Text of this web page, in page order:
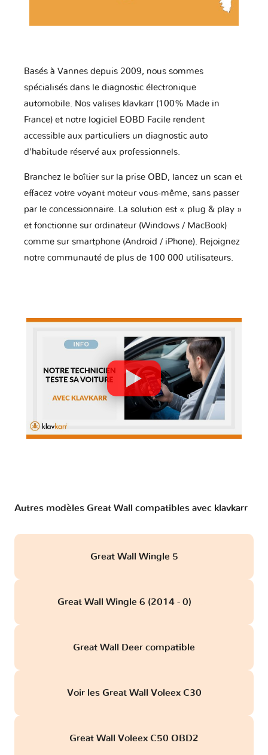
Basés à Vannes depuis 2009, nous sommes
spécialisés dans le diagnostic électronique
automobile. Nos valises klavkarr (100% Made in
France) et notre logiciel EOBD Facile rendent
accessible aux particuliers un diagnostic auto
d'habitude réservé aux professionnels.
Branchez le boîtier sur la prise OBD, lancez un scan et
effacez votre voyant moteur vous-même, sans passer
par le concessionnaire. La solution est « plug & play »
et fonctionne sur ordinateur (Windows / MacBook)
comme sur smartphone (Android / iPhone). Rejoignez
notre communauté de plus de 100 000 utilisateurs.
Autres modèles Great Wall compatibles avec klavkarr
Great Wall Wingle 5
Great Wall Wingle 6 (2014 - 0)
Great Wall Deer compatible
Voir les Great Wall Voleex C30
Great Wall Voleex C50 OBD2